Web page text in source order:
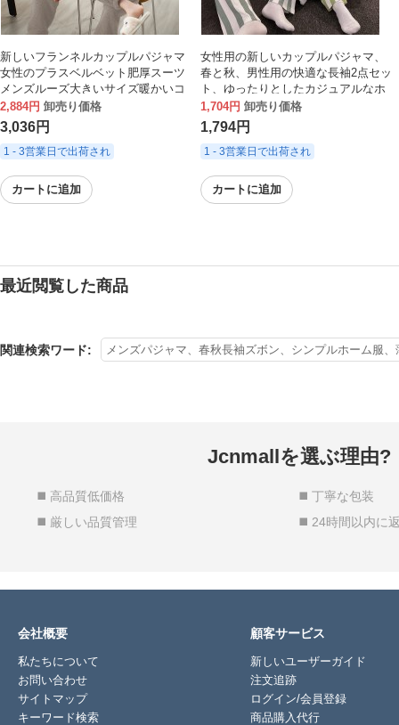
新しいフランネルカップルパジャマ
女性のプラスベルベット肥厚スーツ
メンズルーズ大きいサイズ暖かいコ
ーラルベルベットホーム服
2,884円 卸売り価格
3,036円
1 - 3営業日で出荷され
カートに追加
女性用の新しいカップルパジャマ、
春と秋、男性用の快適な長袖2点セッ
ト、ゆったりとしたカジュアルなホ
ームウェア、女性は外出できます
1,704円 卸売り価格
1,794円
1 - 3営業日で出荷され
カートに追加
最近閲覧した商品
関連検索ワード: メンズパジャマ、春秋長袖ズボン、シンプルホーム服
Jcnmallを選ぶ理由?
◼️ 高品質低価格
◼️ 丁寧な包装
◼️ 厳しい品質管理
◼️ 24時間以内に
会社概要
私たちについて
お問い合わせ
サイトマップ
キーワード検索
顧客サービス
新しいユーザーガイド
注文追跡
ログイン/会員登録
商品購入代行